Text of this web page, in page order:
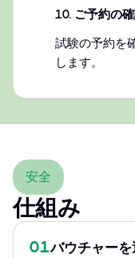
10. ご予約の
試験の予約を
します。
安全
仕組み
01バウチャー